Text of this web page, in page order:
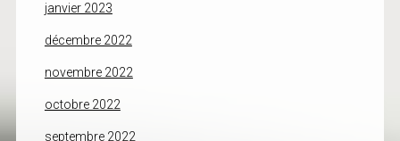
janvier 2023
décembre 2022
novembre 2022
octobre 2022
septembre 2022